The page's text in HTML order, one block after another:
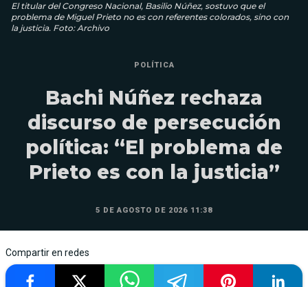
El titular del Congreso Nacional, Basilio Núñez, sostuvo que el
problema de Miguel Prieto no es con referentes colorados, sino con
la justicia. Foto: Archivo
POLÍTICA
Bachi Núñez rechaza
discurso de persecución
política: “El problema de
Prieto es con la justicia”
5 DE AGOSTO DE 2026 11:38
Compartir en redes